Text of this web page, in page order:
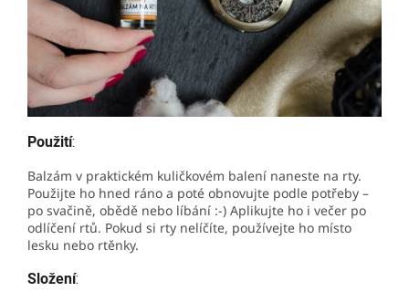
Použití:
Balzám v praktickém kuličkovém balení naneste na rty.
Použijte ho hned ráno a poté obnovujte podle potřeby –
po svačině, obědě nebo líbání :-) Aplikujte ho i večer po
odlíčení rtů. Pokud si rty nelíčíte, používejte ho místo
lesku nebo rtěnky.
Složení: